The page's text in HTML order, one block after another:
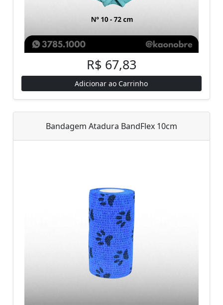
R$ 67,83
Adicionar ao Carrinho
Bandagem Atadura BandFlex 10cm